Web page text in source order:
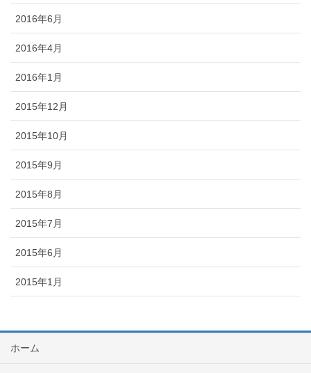
2016年6月
2016年4月
2016年1月
2015年12月
2015年10月
2015年9月
2015年8月
2015年7月
2015年6月
2015年1月
ホーム